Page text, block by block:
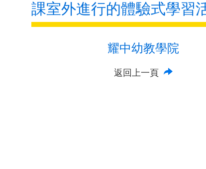
課室外進行的體驗式學習
耀中幼教學院
返回上一頁